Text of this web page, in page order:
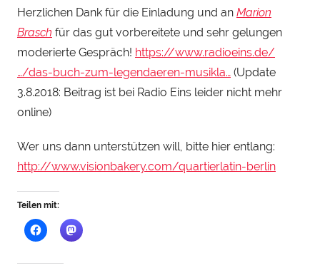
e
n
r
S
i
n
Herzlichen Dank für die Einladung und an Marion
Brasch für das gut vorbereitete und sehr gelungen
moderierte Gespräch! https://www.radioeins.de/
…/das-buch-zum-legendaeren-musikla… (Update
3.8.2018: Beitrag ist bei Radio Eins leider nicht mehr
online)
Wer uns dann unterstützen will, bitte hier entlang:
http://www.visionbakery.com/quartierlatin-berlin
Teilen mit: